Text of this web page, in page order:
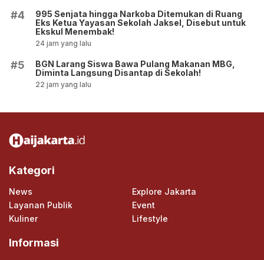
#4
995 Senjata hingga Narkoba Ditemukan di Ruang
Eks Ketua Yayasan Sekolah Jaksel, Disebut untuk
Ekskul Menembak!
24 jam yang lalu
#5
BGN Larang Siswa Bawa Pulang Makanan MBG,
Diminta Langsung Disantap di Sekolah!
22 jam yang lalu
Kategori
News
Explore Jakarta
Layanan Publik
Event
Kuliner
Lifestyle
Informasi